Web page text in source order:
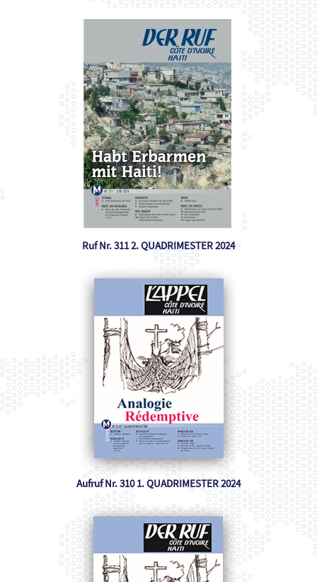
Ruf Nr. 311 2. QUADRIMESTER 2024
Aufruf Nr. 310 1. QUADRIMESTER 2024